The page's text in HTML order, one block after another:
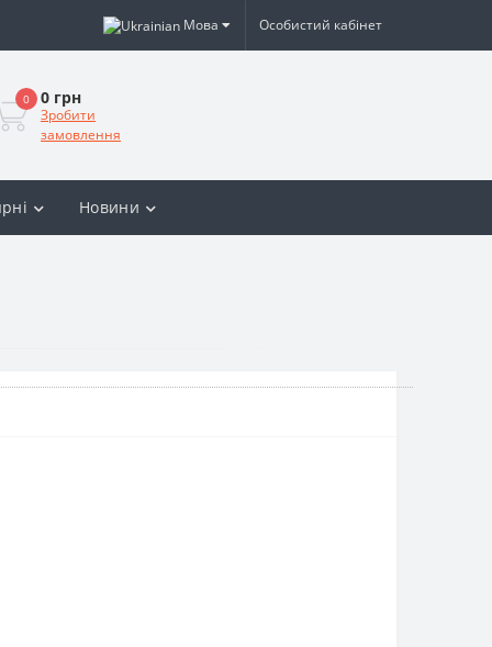
Мова Особистий кабінет
0 0 грн
Зробити
замовлення
Новини